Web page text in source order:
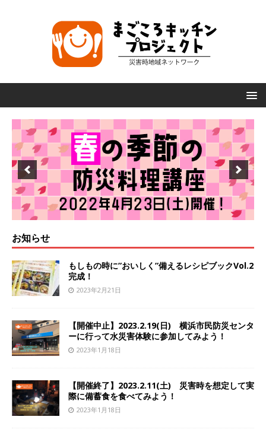
お知らせ
もしもの時に”おいしく”備えるレシピブックVol.2
完成！
2023年2月21日
【開催中止】2023.2.19(日) 横浜市民防災センタ
ーに行って水災害体験に参加してみよう！
2023年1月18日
【開催終了】2023.2.11(土) 災害時を想定して実
際に備蓄食を食べてみよう！
2023年1月18日